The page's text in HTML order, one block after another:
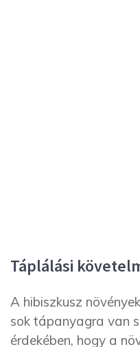
Táplálási
A hibiszkusz
sok tápanyagra van
érdekében, hogy a